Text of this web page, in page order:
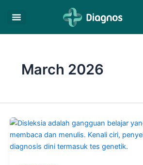
March 2026